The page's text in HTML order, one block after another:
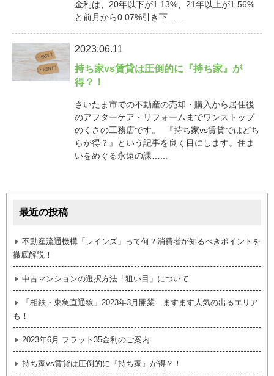
金利は、20年以下が1.13%、21年以上が1.56%
と前月から0.07%引き下…...
2023.06.11
持ち家vs賃貸は圧倒的に『持ち家』が
得？！
さいたま市での不動産の売却・購入から居住後
のアフターケア・リフォームまでワンストップ
のくさの工務店です。 『持ち家vs賃貸ではどち
らが得？』という記事を良く目にします。住ま
いをめぐる永遠の課…...
最近の投稿
不動産流通機構「レインズ」って何？消費者が知るべきポイントを
徹底解説！
中古マンションの選択方法「狙い目」について
「相鉄・東急直通線」2023年3月開業 ますます人気の出るエリア
も！
2023年6月 フラット35金利のご案内
持ち家vs賃貸は圧倒的に『持ち家』が得？！